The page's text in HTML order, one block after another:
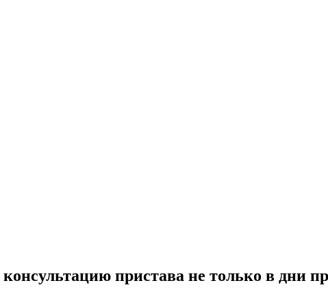
пристава не только в дни